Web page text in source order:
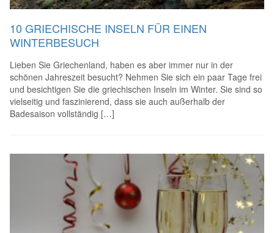
10 GRIECHISCHE INSELN FÜR EINEN
WINTERBESUCH
Lieben Sie Griechenland, haben es aber immer nur in der
schönen Jahreszeit besucht? Nehmen Sie sich ein paar Tage frei
und besichtigen Sie die griechischen Inseln im Winter. Sie sind so
vielseitig und faszinierend, dass sie auch außerhalb der
Badesaison vollständig […]